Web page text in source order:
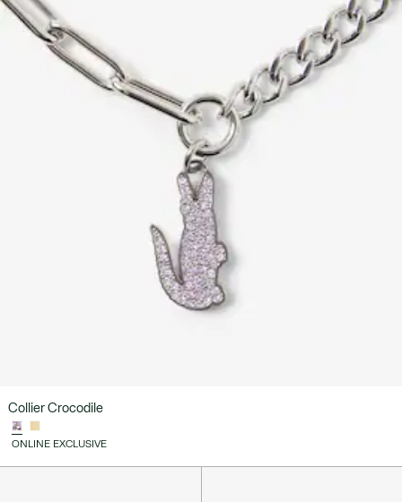
Collier Crocodile
ONLINE EXCLUSIVE